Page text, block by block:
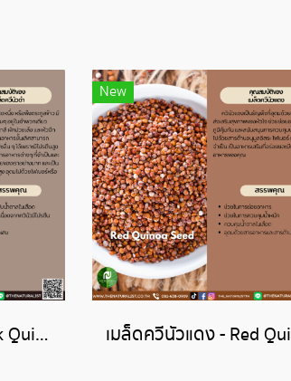
เมล็ดควีนัวดำ - Black Quinoa Seed
New